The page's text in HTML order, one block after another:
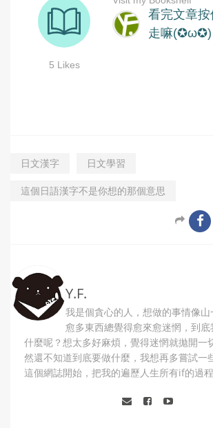
日文漢字 日文學習
這個日語漢字不是你想的那個意思
Y.F.
我是個貪心的人，想做的事情像
愈多東西總覺得愈來愈迷惘，到
什麼呢？想太多好麻煩，覺得迷惘就拋開一
然還不知道到底要做什麼，我想再多嘗試一
這個網誌開始，把我的遍歷人生所有if的過